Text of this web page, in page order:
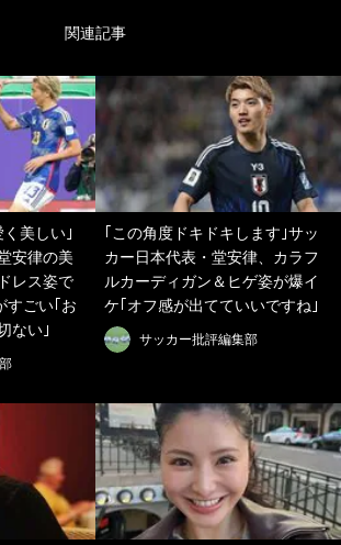
関連記事
美しい｣
安律の美
レス姿で
すごい｢お
ない｣
｢この角度ドキドキします｣サッ
カー日本代表・堂安律、カラフ
ルカーディガン＆ヒゲ姿が爆イ
ケ｢オフ感が出てていいですね｣
サッカー批評編集部